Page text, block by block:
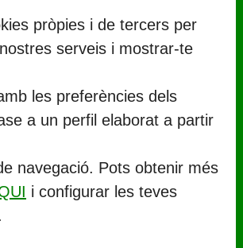
pròpies i de tercers per
serveis i mostrar-te
les preferències dels
a un perfil elaborat a partir
navegació. Pots obtenir més
i configurar les teves
de Llorenç del Penedès
Marinada, 27 (